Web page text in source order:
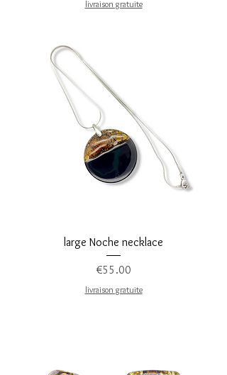
livraison gratuite
large Noche necklace
Price
€55.00
livraison gratuite